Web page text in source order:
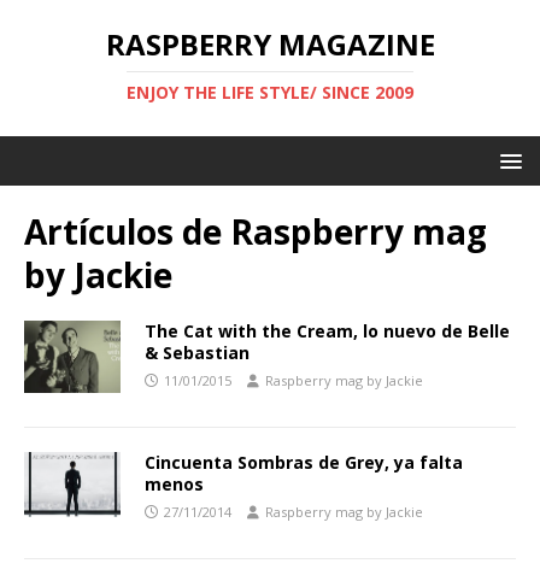
RASPBERRY MAGAZINE
ENJOY THE LIFE STYLE/ SINCE 2009
Artículos de Raspberry mag
by Jackie
The Cat with the Cream, lo nuevo de Belle
& Sebastian
11/01/2015 Raspberry mag by Jackie
Cincuenta Sombras de Grey, ya falta
menos
27/11/2014 Raspberry mag by Jackie